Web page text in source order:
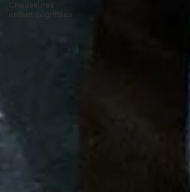
Chaussures
enfant dégriffées